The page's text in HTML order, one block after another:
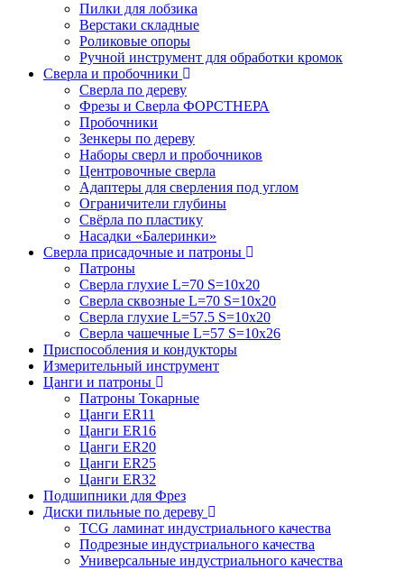
Пилки для лобзика
Верстаки складные
Роликовые опоры
Ручной инструмент для обработки кромок
Сверла и пробочники
Сверла по дереву
Фрезы и Сверла ФОРСТНЕРА
Пробочники
Зенкеры по дереву
Наборы сверл и пробочников
Центровочные сверла
Адаптеры для сверления под углом
Ограничители глубины
Свёрла по пластику
Насадки «Балеринки»
Сверла присадочные и патроны
Патроны
Сверла глухие L=70 S=10x20
Сверла сквозные L=70 S=10x20
Сверла глухие L=57.5 S=10x20
Сверла чашечные L=57 S=10x26
Приспособления и кондукторы
Измерительный инструмент
Цанги и патроны
Патроны Токарные
Цанги ER11
Цанги ER16
Цанги ER20
Цанги ER25
Цанги ER32
Подшипники для Фрез
Диски пильные по дереву
TCG ламинат индустриального качества
Подрезные индустриального качества
Универсальные индустриального качества